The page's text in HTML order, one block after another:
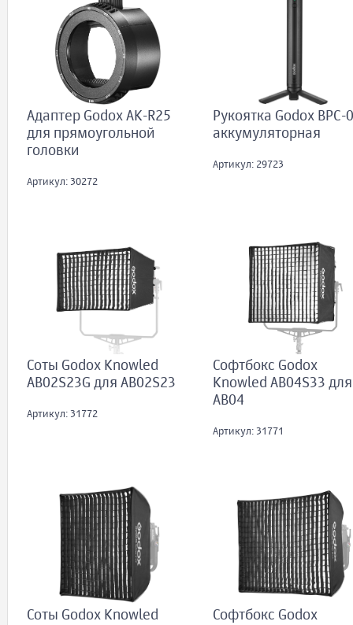
Адаптер Godox AK-R25
для прямоугольной
головки
Артикул: 30272
Рукоятка Godox BPC-
аккумуляторная
Артикул: 29723
Соты Godox Knowled
AB02S23G для AB02S23
Артикул: 31772
Софтбокс Godox
Knowled AB04S33 для
AB04
Артикул: 31771
Соты Godox Knowled
Софтбокс Godox